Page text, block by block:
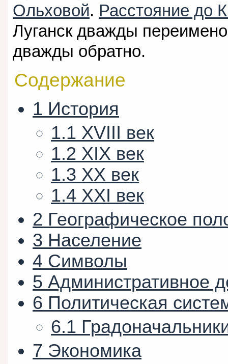
Ольховой. Расстояние до
Луганск дважды
дважды обратно.
Содержание
1 История
1.1 XVIII век
1.2 XIX век
1.3 XX век
1.4 XXI век
2 Географическое
3 Население
4 Символы
5 Административное
6 Политическая
6.1
7 Экономика